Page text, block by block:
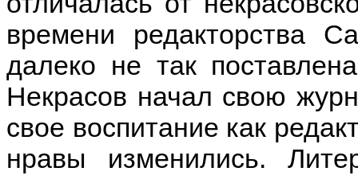
времени редакторства
далеко не так
Некрасов начал свою
свое воспитание как
нравы изменились.